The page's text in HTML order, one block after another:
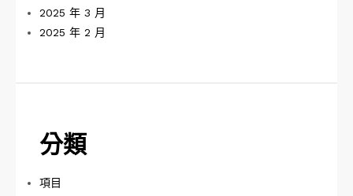
2025 年 3 月
2025 年 2 月
分類
項目